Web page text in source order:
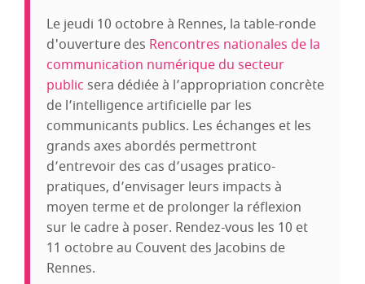
Le jeudi 10 octobre à Rennes, la table-ronde
d'ouverture des Rencontres nationales de la
communication numérique du secteur
public sera dédiée à l’appropriation concrète
de l’intelligence artificielle par les
communicants publics. Les échanges et les
grands axes abordés permettront
d’entrevoir des cas d’usages pratico-
pratiques, d’envisager leurs impacts à
moyen terme et de prolonger la réflexion
sur le cadre à poser. Rendez-vous les 10 et
11 octobre au Couvent des Jacobins de
Rennes.